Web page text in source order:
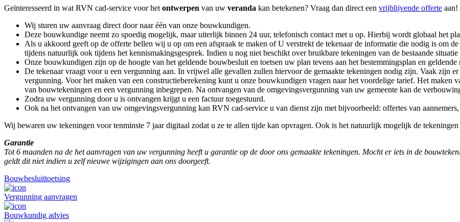
Geïnteresseerd in wat RVN cad-service voor het ontwerpen van uw veranda kan betekenen? Vraag dan direct een vrijblijvende offerte aan!
Wij sturen uw aanvraag direct door naar één van onze bouwkundigen.
Deze bouwkundige neemt zo spoedig mogelijk, maar uiterlijk binnen 24 uur, telefonisch contact met u op. Hierbij wordt globaal het
Als u akkoord geeft op de offerte bellen wij u op om een afspraak te maken of U verstrekt de tekenaar de informatie die nodig is om
tijdens natuurlijk ook tijdens het kennismakingsgesprek. Indien u nog niet beschikt over bruikbare tekeningen van de bestaande
Onze bouwkundigen zijn op de hoogte van het geldende bouwbesluit en toetsen uw plan tevens aan het bestemmingsplan en geldende
De tekenaar vraagt voor u een vergunning aan. In vrijwel alle gevallen zullen hiervoor de gemaakte tekeningen nodig zijn. Vaak zijn
vergunning. Voor het maken van een constructieberekening kunt u onze bouwkundigen vragen naar het voordelige tarief. Het maken
van bouwtekeningen en een vergunning inbegrepen. Na ontvangen van de omgevingsvergunning van uw gemeente kan de
Zodra uw vergunning door u is ontvangen krijgt u een factuur toegestuurd.
Ook na het ontvangen van uw omgevingsvergunning kan RVN cad-service u van dienst zijn met bijvoorbeeld: offertes van
Wij bewaren uw tekeningen voor tenminste 7 jaar digitaal zodat u ze te allen tijde kan opvragen. Ook is het natuurlijk mogelijk de
Garantie
Tot 6 maanden na de het aanvragen van uw vergunning heeft u garantie op de door ons gemaakte tekeningen. Mocht er iets in de
geldt dit niet indien u zelf nieuwe wijzigingen aan ons doorgeeft.
Bouwbesluittoetsing
Vergunning aanvragen
Bouwkundig advies